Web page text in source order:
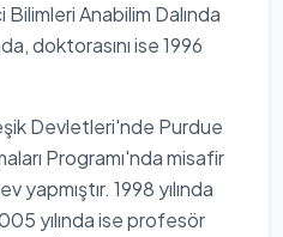
Anabilim Dalında
doktorasını ise 1996
Devletleri'nde Purdue
Programı'nda misafir
1998 yılında
yılında ise profesör